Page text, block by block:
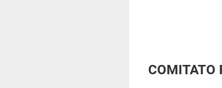
COMITATO